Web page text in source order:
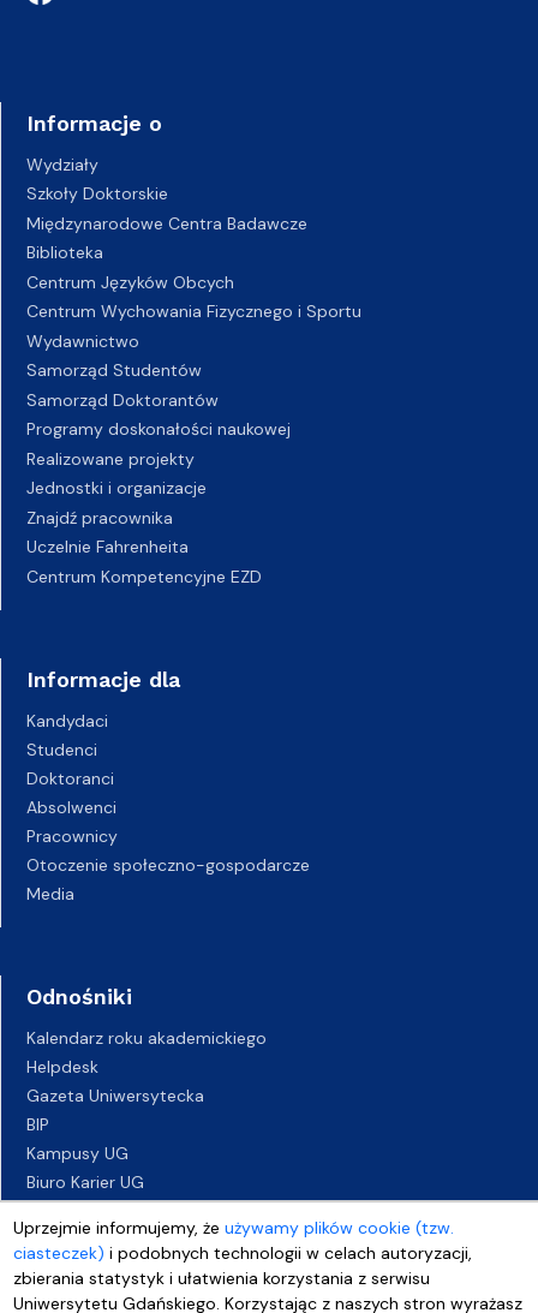
Uprzejmie informujemy, żeużywamy plików cookie (tzw.
ciasteczek) i podobnych technologii w celach autoryzacji,
zbierania statystyk i ułatwienia korzystania z serwisu
Uniwersytetu Gdańskiego. Korzystając z naszych stron wyrażasz
Informacje o
Wydziały
Szkoły Doktorskie
Międzynarodowe Centra Badawcze
Biblioteka
Centrum Języków Obcych
Centrum Wychowania Fizycznego i Sportu
Wydawnictwo
Samorząd Studentów
Samorząd Doktorantów
Programy doskonałości naukowej
Realizowane projekty
Jednostki i organizacje
Znajdź pracownika
Uczelnie Fahrenheita
Centrum Kompetencyjne EZD
Informacje dla
Kandydaci
Studenci
Doktoranci
Absolwenci
Pracownicy
Otoczenie społeczno-gospodarcze
Media
Odnośniki
Kalendarz roku akademickiego
Helpdesk
Gazeta Uniwersytecka
BIP
Kampusy UG
Biuro Karier UG
Deklaracja dostępności